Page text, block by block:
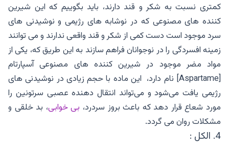
کمتری نسبت به شکر و قند دارند، باید بگوییم که این شیرین
کننده های مصنوعی که در نوشابه های رژیمی و نوشیدنی های
سرد موجود است دست کمی از شکر و قند واقعی ندارند و می توانند
زمینه افسردگی را در نوجوانان فراهم سازند به این طریق که، یکی از
مواد مضر موجود در شیرین کننده های مصنوعی آسپارتام
[Aspartame] نام دارد، این ماده با حجم زیادی در نوشیدنی های
رژیمی یافت می‌شود و می‌تواند انتقال دهنده عصبی سرتونین را
مورد شعاع قرار دهد که باعث بروز سردرد، بی خوابی، بد خلقی و
مشکلات روان می گردد.
4. الکل :